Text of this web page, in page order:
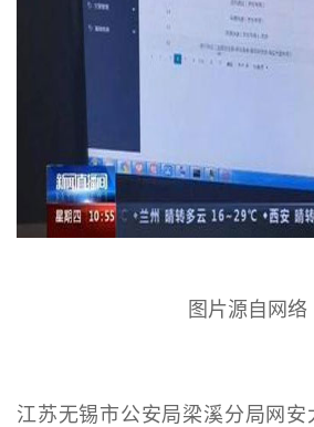
图片源自网络
江苏无锡市公安局梁溪分局网